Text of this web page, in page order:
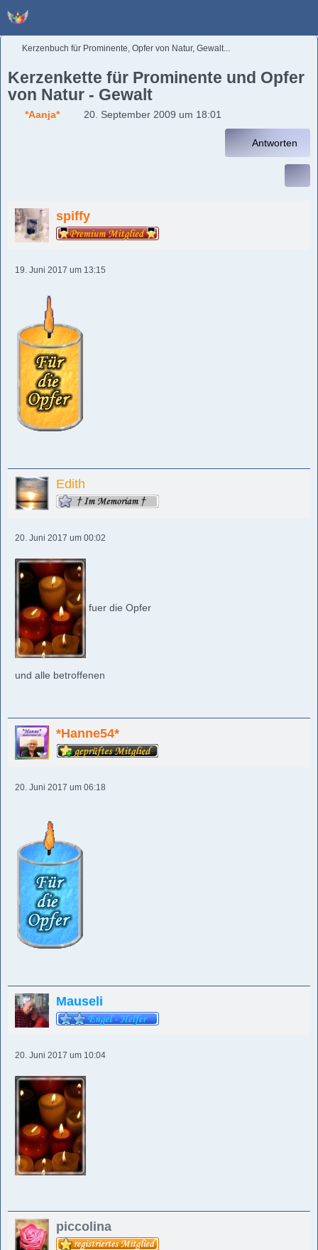
Kerzenbuch für Prominente, Opfer von Natur, Gewalt...
Kerzenkette für Prominente und Opfer
von Natur - Gewalt
*Aanja* 20. September 2009 um 18:01
Antworten
spiffy
19. Juni 2017 um 13:15
Edith
20. Juni 2017 um 00:02
fuer die Opfer
und alle betroffenen
*Hanne54*
20. Juni 2017 um 06:18
Mauseli
20. Juni 2017 um 10:04
piccolina